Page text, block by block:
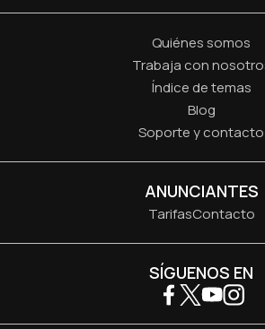
Quiénes somos
Trabaja con
Índice de temas
Blog
Soporte y contacto
ANUNCIANTES
TarifasContacto
SÍGUENOS EN